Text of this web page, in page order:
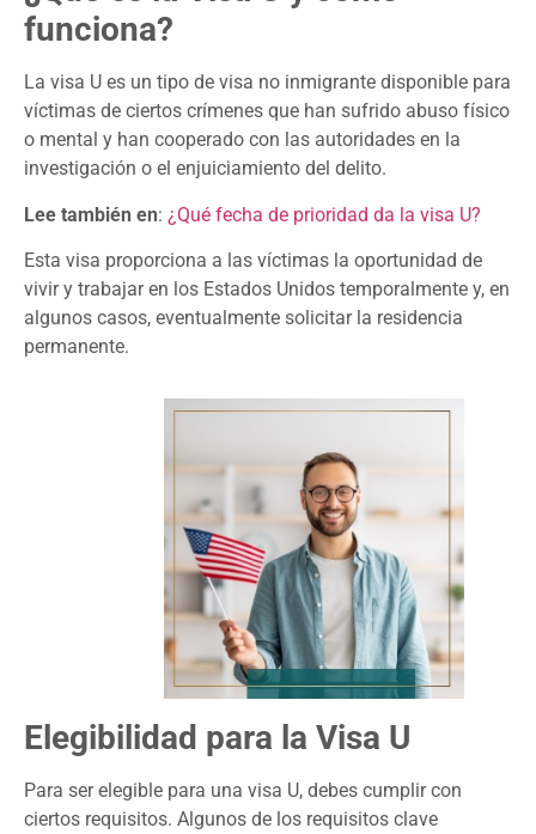
funciona?
La visa U es un tipo de visa no inmigrante disponible para
víctimas de ciertos crímenes que han sufrido abuso físico
o mental y han cooperado con las autoridades en la
investigación o el enjuiciamiento del delito.
Lee también en: ¿Qué fecha de prioridad da la visa U?
Esta visa proporciona a las víctimas la oportunidad de
vivir y trabajar en los Estados Unidos temporalmente y, en
algunos casos, eventualmente solicitar la residencia
permanente.
Elegibilidad para la Visa U
Para ser elegible para una visa U, debes cumplir con
ciertos requisitos. Algunos de los requisitos clave